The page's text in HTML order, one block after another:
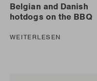
Belgian and Danish
hotdogs on the BBQ
WEITERLESEN